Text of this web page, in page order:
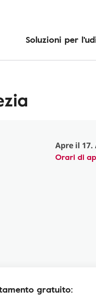
Soluzioni per
Apre il 17.
Orari di
gratuito: